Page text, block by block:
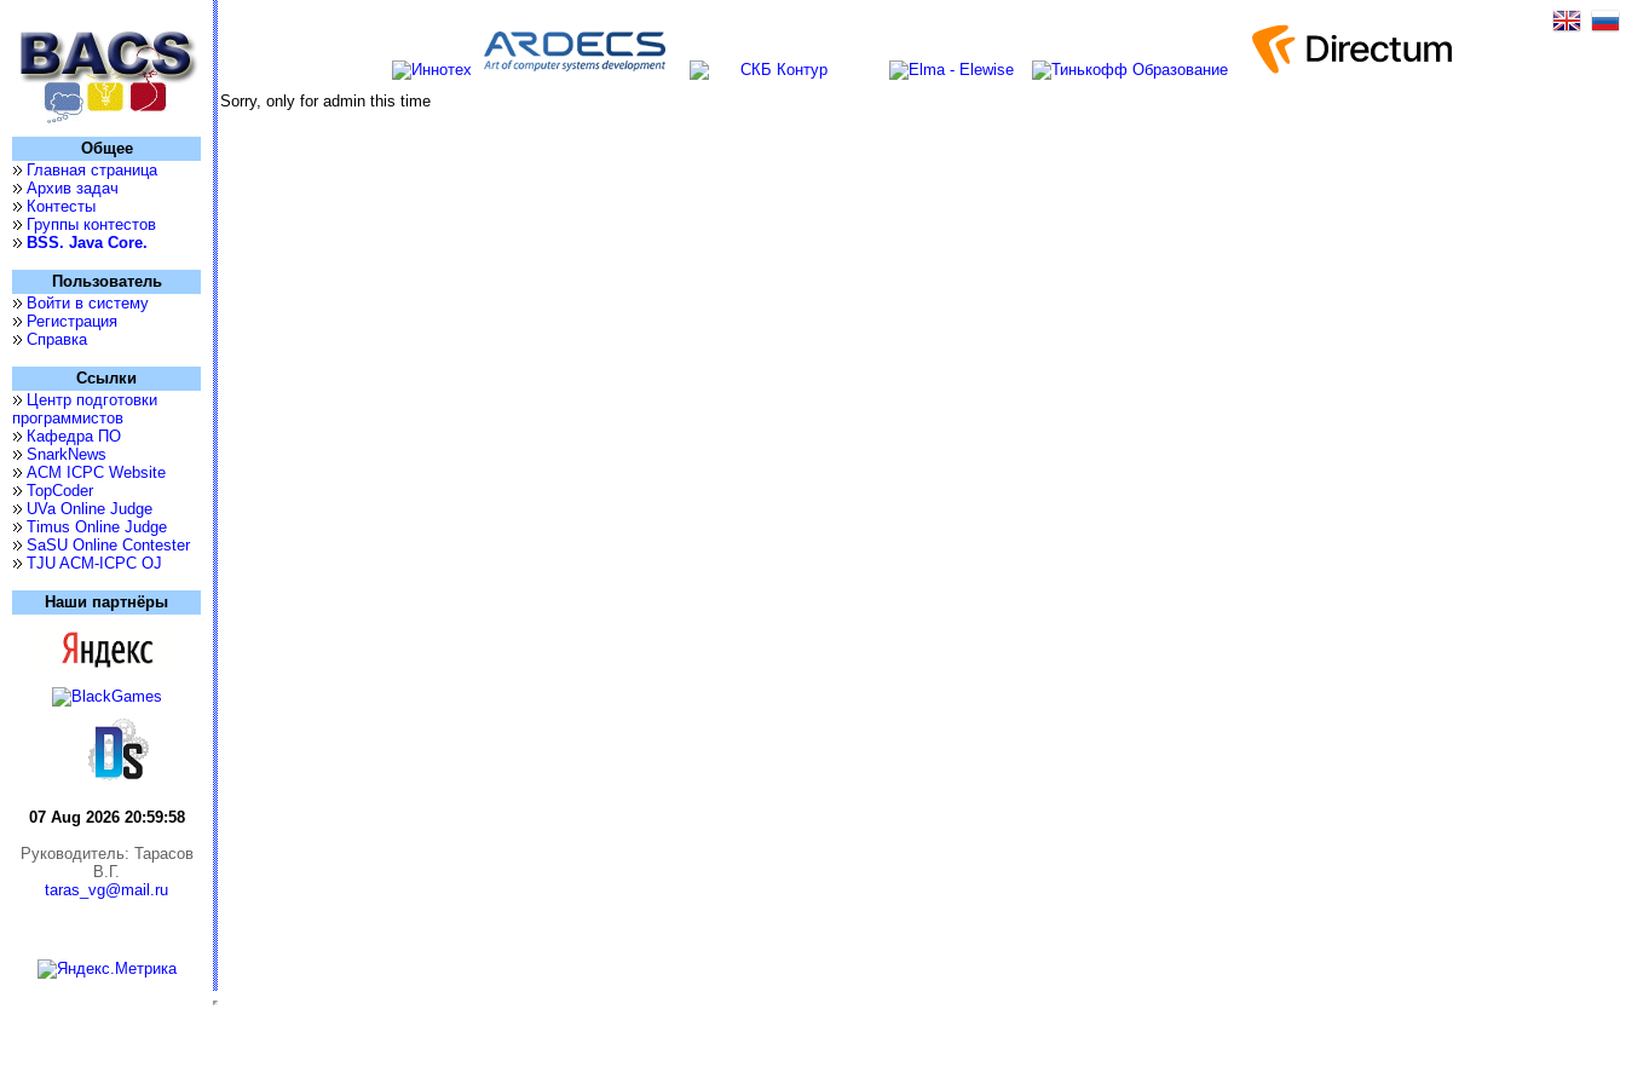
Общее
Главная страница
Архив задач
Контесты
Группы контестов
BSS. Java Core.
Пользователь
Войти в систему
Регистрация
Справка
Ссылки
Центр подготовки
программистов
Кафедра ПО
SnarkNews
ACM ICPC Website
TopCoder
UVa Online Judge
Timus Online Judge
SaSU Online Contester
TJU ACM-ICPC OJ
Наши партнёры
07 Aug 2026 20:59:58
Руководитель: Тарасов
В.Г.
taras_vg@mail.ru
Sorry, only for admin this time